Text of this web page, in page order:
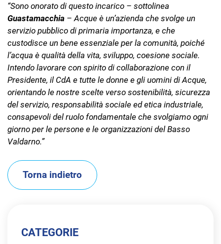
“Sono onorato di questo incarico – sottolinea
Guastamacchia – Acque è un’azienda che svolge un
servizio pubblico di primaria importanza, e che
custodisce un bene essenziale per la comunità, poiché
l’acqua è qualità della vita, sviluppo, coesione sociale.
Intendo lavorare con spirito di collaborazione con il
Presidente, il CdA e tutte le donne e gli uomini di Acque,
orientando le nostre scelte verso sostenibilità, sicurezza
del servizio, responsabilità sociale ed etica industriale,
consapevoli del ruolo fondamentale che svolgiamo ogni
giorno per le persone e le organizzazioni del Basso
Valdarno.”
Torna indietro
CATEGORIE